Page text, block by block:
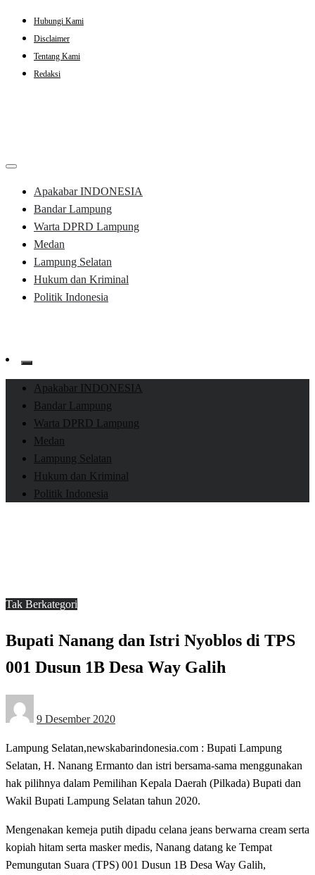
Skip
content
Hubungi Kami
Disclaimer
Tentang Kami
Redaksi
Apakabar INDONESIA
Bandar Lampung
Warta DPRD Lampung
Medan
Lampung Selatan
Hukum dan Kriminal
Politik Indonesia
Apakabar INDONESIA
Bandar Lampung
Warta DPRD Lampung
Medan
Lampung Selatan
Hukum dan Kriminal
Politik Indonesia
Tak Berkategori
Bupati Nanang dan Istri Nyoblos di TPS
001 Dusun 1B Desa Way Galih
on
9 Desember 2020
Lampung Selatan,newskabarindonesia.com : Bupati Lampung
Selatan, H. Nanang Ermanto dan istri bersama-sama menggunakan
hak pilihnya dalam Pemilihan Kepala Daerah (Pilkada) Bupati dan
Wakil Bupati Lampung Selatan tahun 2020.
Mengenakan kemeja putih dipadu celana jeans berwarna cream serta
kopiah hitam serta masker medis, Nanang datang ke Tempat
Pemungutan Suara (TPS) 001 Dusun 1B Desa Way Galih,